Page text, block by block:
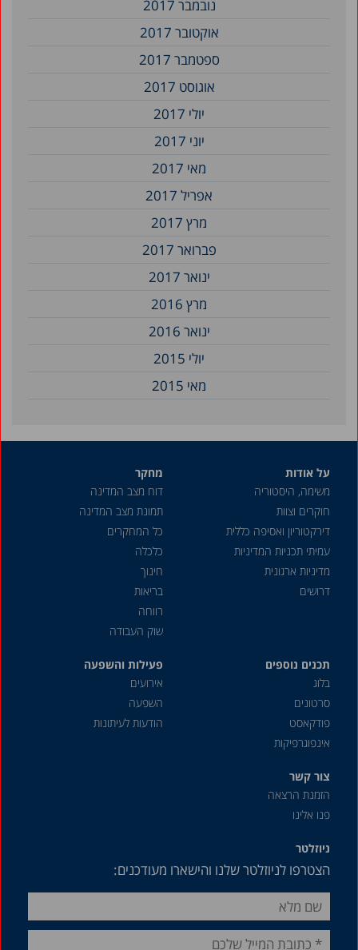
נובמבר 2017
אוקטובר 2017
ספטמבר 2017
אוגוסט 2017
יולי 2017
יוני 2017
מאי 2017
אפריל 2017
מרץ 2017
פברואר 2017
ינואר 2017
מרץ 2016
ינואר 2016
יולי 2015
מאי 2015
על אודות
משימה, היסטוריה
חוקרים וצוות
דירקטוריון ואסיפה כללית
עמיתי תכניות המדיניות
מדיניות ארגונית
דרושים
מחקר
דוח מצב המדינה
תמונת מצב המדינה
כל המחקרים
כלכלה
חינוך
בריאות
רווחה
שוק העבודה
תכנים נוספים
בלוג
סרטונים
פודקאסט
אינפוגרפיקות
פעילות והשפעה
אירועים
השפעה
הודעות לעיתונות
צור קשר
הזמנת הרצאה
פנו אלינו
ניוזלטר
הצטרפו לניוזלטר שלנו והישארו מעודכנים: